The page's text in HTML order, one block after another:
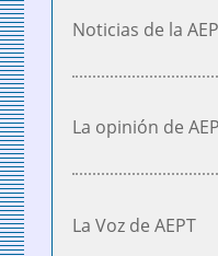
Noticias de la
La opinión de
La Voz de AEPT